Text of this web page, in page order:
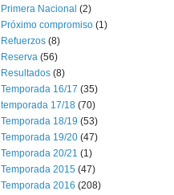
Primera Nacional (2)
Próximo compromiso (1)
Refuerzos (8)
Reserva (56)
Resultados (8)
Temporada 16/17 (35)
temporada 17/18 (70)
Temporada 18/19 (53)
Temporada 19/20 (47)
Temporada 20/21 (1)
Temporada 2015 (47)
Temporada 2016 (208)